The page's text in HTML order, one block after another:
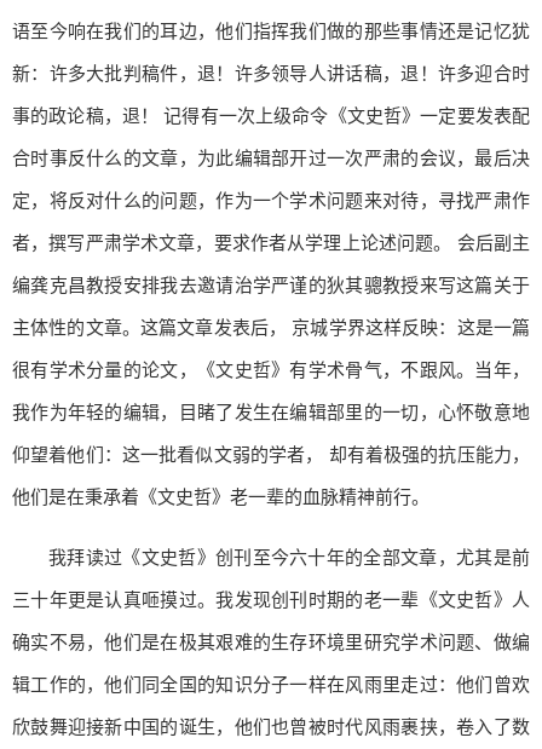
语至今响在我们的耳边，他们指挥我们做的那些事情还是记忆犹
新：许多大批判稿件，退！许多领导人讲话稿，退！许多迎合时
事的政论稿，退！ 记得有一次上级命令《文史哲》一定要发表配
合时事反什么的文章，为此编辑部开过一次严肃的会议，最后决
定，将反对什么的问题，作为一个学术问题来对待，寻找严肃作
者，撰写严肃学术文章，要求作者从学理上论述问题。 会后副主
编龚克昌教授安排我去邀请治学严谨的狄其骢教授来写这篇关于
主体性的文章。这篇文章发表后， 京城学界这样反映：这是一篇
很有学术分量的论文，《文史哲》有学术骨气，不跟风。当年，
我作为年轻的编辑，目睹了发生在编辑部里的一切，心怀敬意地
仰望着他们：这一批看似文弱的学者， 却有着极强的抗压能力，
他们是在秉承着《文史哲》老一辈的血脉精神前行。
我拜读过《文史哲》创刊至今六十年的全部文章，尤其是前
三十年更是认真咂摸过。我发现创刊时期的老一辈《文史哲》人
确实不易，他们是在极其艰难的生存环境里研究学术问题、做编
辑工作的，他们同全国的知识分子一样在风雨里走过：他们曾欢
欣鼓舞迎接新中国的诞生，他们也曾被时代风雨裹挟，卷入了数